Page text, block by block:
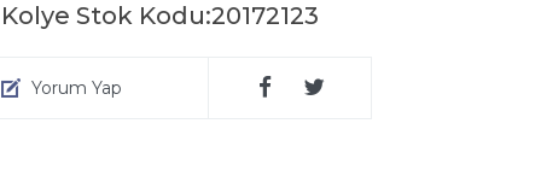
Stok Kodu:20172123
Yorum Yap